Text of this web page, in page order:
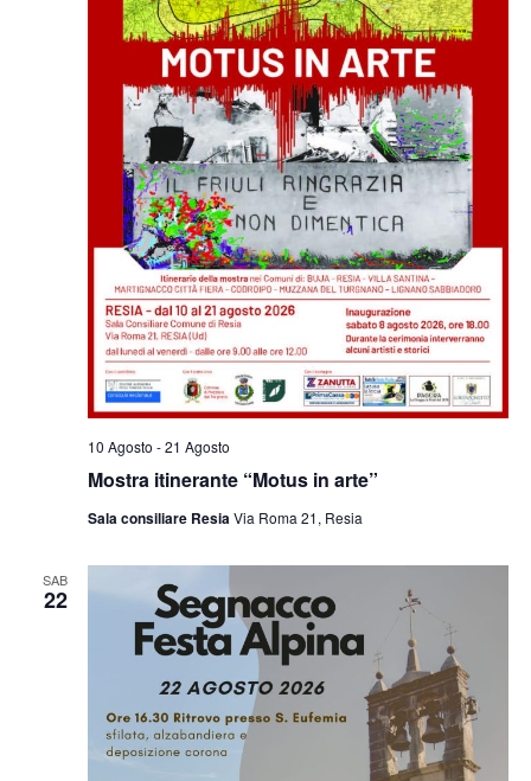
Mostra itinerante “Motus in arte”
10 Agosto -21 Agosto
Sala consiliare ResiaVia Roma 21, Resia
SAB
22